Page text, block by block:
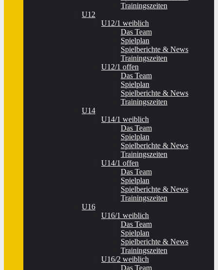
Trainingszeiten
U12
U12/1 weiblich
Das Team
Spielplan
Spielberichte & News
Trainingszeiten
U12/1 offen
Das Team
Spielplan
Spielberichte & News
Trainingszeiten
U14
U14/1 weiblich
Das Team
Spielplan
Spielberichte & News
Trainingszeiten
U14/1 offen
Das Team
Spielplan
Spielberichte & News
Trainingszeiten
U16
U16/1 weiblich
Das Team
Spielplan
Spielberichte & News
Trainingszeiten
U16/2 weiblich
Das Team